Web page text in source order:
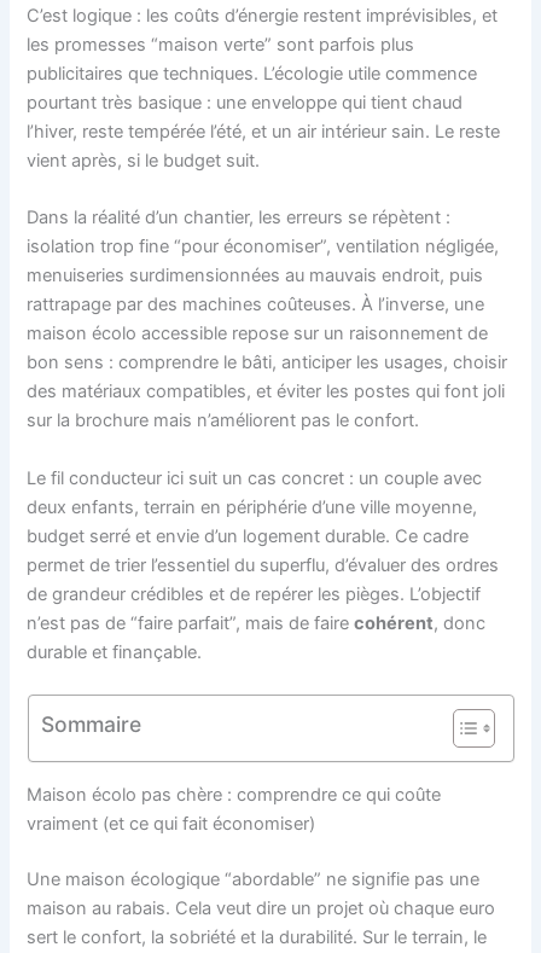
C’est logique : les coûts d’énergie restent imprévisibles, et
les promesses “maison verte” sont parfois plus
publicitaires que techniques. L’écologie utile commence
pourtant très basique : une enveloppe qui tient chaud
l’hiver, reste tempérée l’été, et un air intérieur sain. Le reste
vient après, si le budget suit.
Dans la réalité d’un chantier, les erreurs se répètent :
isolation trop fine “pour économiser”, ventilation négligée,
menuiseries surdimensionnées au mauvais endroit, puis
rattrapage par des machines coûteuses. À l’inverse, une
maison écolo accessible repose sur un raisonnement de
bon sens : comprendre le bâti, anticiper les usages, choisir
des matériaux compatibles, et éviter les postes qui font joli
sur la brochure mais n’améliorent pas le confort.
Le fil conducteur ici suit un cas concret : un couple avec
deux enfants, terrain en périphérie d’une ville moyenne,
budget serré et envie d’un logement durable. Ce cadre
permet de trier l’essentiel du superflu, d’évaluer des ordres
de grandeur crédibles et de repérer les pièges. L’objectif
n’est pas de “faire parfait”, mais de fairecohérent, donc
durable et finançable.
Sommaire
Maison écolo pas chère : comprendre ce qui coûte
vraiment (et ce qui fait économiser)
Une maison écologique “abordable” ne signifie pas une
maison au rabais. Cela veut dire un projet où chaque euro
sert le confort, la sobriété et la durabilité. Sur le terrain, le